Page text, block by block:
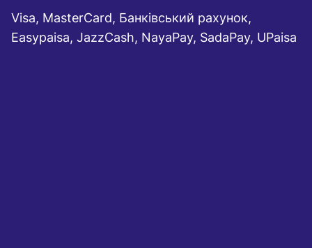
Visa, MasterCard, Банківський рахунок,
Easypaisa, JazzCash, NayaPay, SadaPay, UPaisa